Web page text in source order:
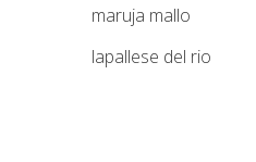
maruja mallo
lapallese del rio